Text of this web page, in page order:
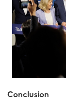
Conclusion